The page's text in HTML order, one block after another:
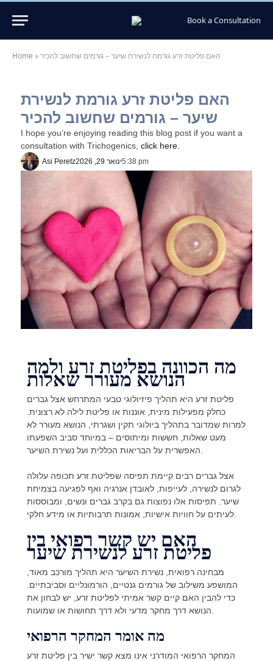
Book a Consultation
Home »האם פליטת זרע גורמת לנשירת שיער – גורמים שחשוב להכיר
האם פליטת זרע גורמת לנשירת
שיער – גורמים שחשוב להכיר
I hope you’re enjoying reading this blog post if you want a
consultation with Trichogenics, click here.
Asi Peretz ינואר 29, 20265:38 pm
מה הכוונה בפליטת זרע ולמה
הנושא מעורר שאלות
פליטת זרע היא תהליך פיזיולוגי טבעי המתרחש אצל גברים
כחלק מפעילות מינית, אוננות או פליטת לילה לא רצונית.
למרות שמדובר בתהליך ביולוגי תקין ושגרתי, הנושא מעורר לא
מעט שאלות, חששות ומיתוסים – במיוחד סביב השפעתו
אצל גברים רבים קיימת תפיסה שפליטת זרע תכופה עלולה
לגרום לנשירה, לעייפות, לאובדן אנרגיה ואף לפגיעה בצמיחת
שיער. תפיסות אלו נפוצות גם בקרב גברים ונשים, ומבוססות
לעיתים על חוויות אישיות, אמונות תרבותיות או מידע חלקי.
האם יש קשר רפואי בין
פליטת זרע לנשירת שיער
מבחינה רפואית, נשירת השיער היא תהליך מורכב מאוד,
המושפע משילוב של גורמים גנטיים, הורמונליים וסביבתיים.
כדי להבין האם קיים קשר אמיתי לפליטת זרע, יש לבחון את
מה אומר המחקר הרפואי
המחקר הרפואי המודרני אינו מצא קשר ישיר בין פליטת זרע